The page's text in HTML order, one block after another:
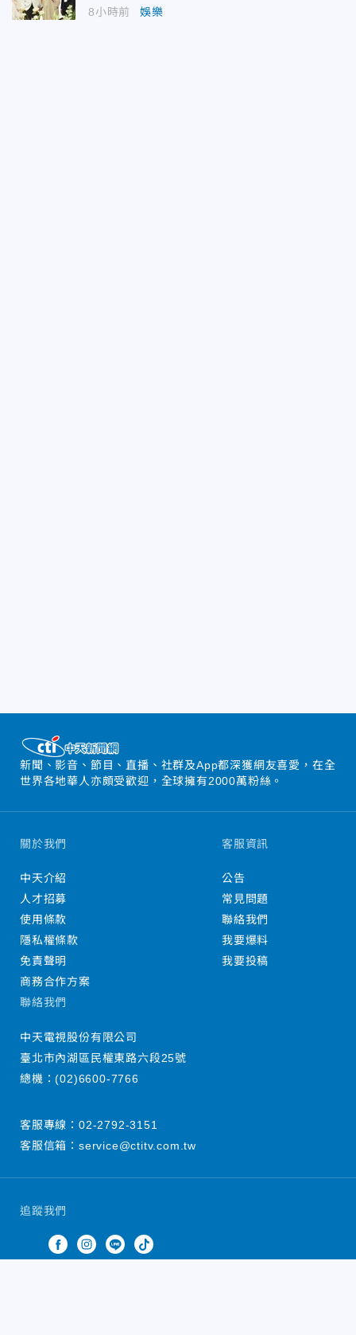
8小時前 娛樂
新聞、影音、節目、直播、社群及App都深獲網友喜愛，在全
世界各地華人亦頗受歡迎，全球擁有2000萬粉絲。
追蹤我們
關於我們
中天介紹
人才招募
使用條款
隱私權條款
免責聲明
商務合作方案
客服資訊
公告
常見問題
聯絡我們
我要爆料
我要投稿
聯絡我們
中天電視股份有限公司
臺北市內湖區民權東路六段25號
總機：(02)6600-7766
客服專線： 02-2792-3151
客服信箱： service@ctitv.com.tw